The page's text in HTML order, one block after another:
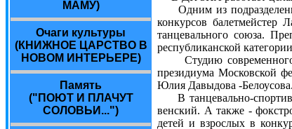
МАМУ)
Очаги культуры
(КНИЖНОЕ ЦАРСТВО В
НОВОМ ИНТЕРЬЕРЕ)
Память
("ПОЮТ И ПЛАЧУТ
СОЛОВЬИ...")
Одним из
конкурсов балетмейстер
танцевального союза.
республиканской
Студию современного
президиума Московской
Юлия Давыдова -Белоусова.
В танцевально-
венский. А также -
детей и взрослых в